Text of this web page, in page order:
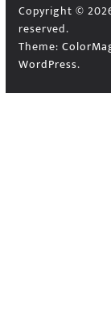
Copyright ©
reserved.
Theme:
WordPress.